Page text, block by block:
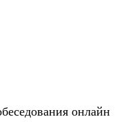
онлайн